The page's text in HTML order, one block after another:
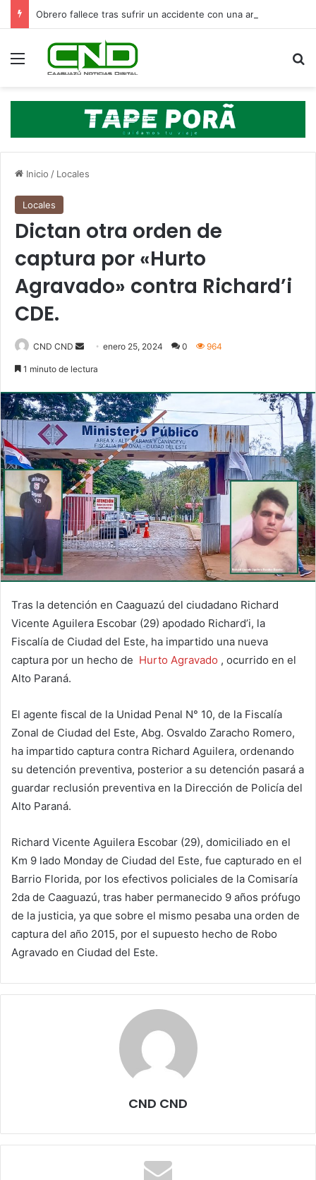
Menú
Inicio / Locales
Locales
Dictan otra orden de
captura por «Hurto
Agravado» contra Richard’i
CDE.
CND CND
Sendenero 25, 2024 0 964
1 minuto de lectura
Tras la detención en Caaguazú del ciudadano Richard
Vicente Aguilera Escobar (29) apodado Richard’i, la
Fiscalía de Ciudad del Este, ha impartido una nueva
captura por un hecho de Hurto Agravado , ocurrido en el
Alto Paraná.
El agente fiscal de la Unidad Penal N° 10, de la Fiscalía
Zonal de Ciudad del Este, Abg. Osvaldo Zaracho Romero,
ha impartido captura contra Richard Aguilera, ordenando
su detención preventiva, posterior a su detención pasará a
guardar reclusión preventiva en la Dirección de Policía del
Alto Paraná.
Richard Vicente Aguilera Escobar (29), domiciliado en el
Km 9 lado Monday de Ciudad del Este, fue capturado en el
Barrio Florida, por los efectivos policiales de la Comisaría
2da de Caaguazú, tras haber permanecido 9 años prófugo
de la justicia, ya que sobre el mismo pesaba una orden de
captura del año 2015, por el supuesto hecho de Robo
Agravado en Ciudad del Este.
CND CND